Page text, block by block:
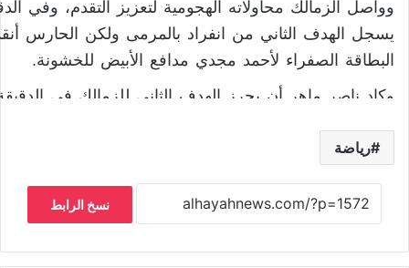
يسجل الهدف الثاني من انفراد بالمرمى ولكن الحارس
البطاقة الصفراء لأحمد مجدي مدافع الأبيض للخشونة.
بتقدم الأبيض بهدف دون رد.
ومع بداية الشوط الثاني واصل الزمالك محاولاته
حاول الداخلية تعديل
الحارس.
رياضة
نسخ الرابط